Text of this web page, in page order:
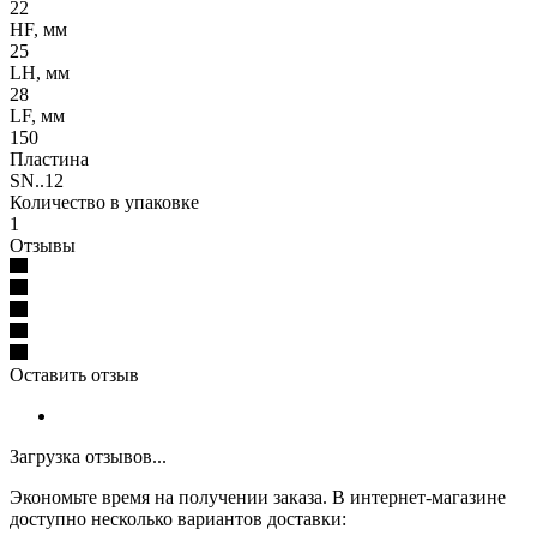
22
HF, мм
25
LH, мм
28
LF, мм
150
Пластина
SN..12
Количество в упаковке
1
Отзывы
Оставить отзыв
Загрузка отзывов...
Экономьте время на получении заказа. В интернет-магазине
доступно несколько вариантов доставки: